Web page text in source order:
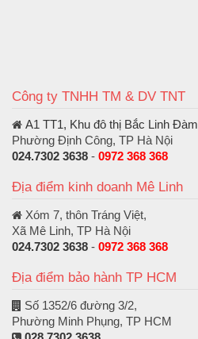
Công ty TNHH TM & DV TNT
A1 TT1, Khu đô thị Bắc Linh Đàm
Phường Định Công, TP Hà Nội
024.7302 3638 - 0972 368 368
Địa điểm kinh doanh Mê Linh
Xóm 7, thôn Tráng Việt,
Xã Mê Linh, TP Hà Nội
024.7302 3638 - 0972 368 368
Địa điểm bảo hành TP HCM
Số 1352/6 đường 3/2,
Phường Minh Phụng, TP HCM